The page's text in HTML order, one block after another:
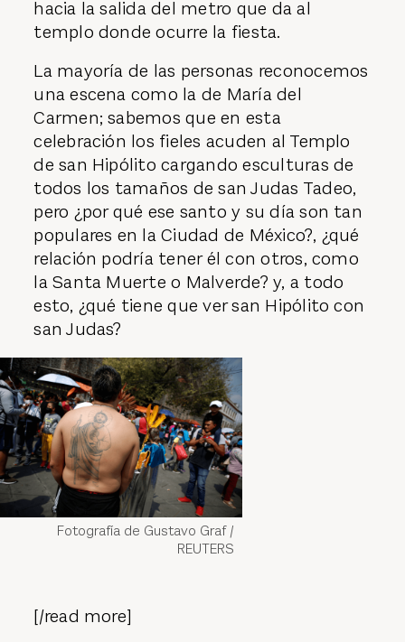
hacia la salida del metro que da al
templo donde ocurre la fiesta.
La mayoría de las personas reconocemos
una escena como la de María del
Carmen; sabemos que en esta
celebración los fieles acuden al Templo
de san Hipólito cargando esculturas de
todos los tamaños de san Judas Tadeo,
pero ¿por qué ese santo y su día son tan
populares en la Ciudad de México?, ¿qué
relación podría tener él con otros, como
la Santa Muerte o Malverde? y, a todo
esto, ¿qué tiene que ver san Hipólito con
san Judas?
Fotografía de Gustavo Graf /
REUTERS
[/read more]